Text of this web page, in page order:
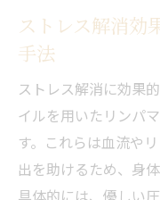
ストレス解消効
手法
ストレス解消に効果
イルを用いたリンパ
す。これらは血流や
出を助けるため、身
具体的には、優しい